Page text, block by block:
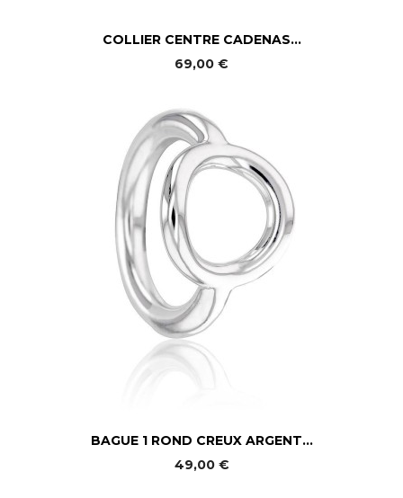
COLLIER CENTRE CADENAS...
69,00 €
BAGUE 1 ROND CREUX ARGENT...
49,00 €